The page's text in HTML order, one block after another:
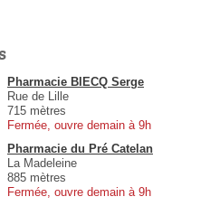
Pharmacie BIECQ Serge
Rue de Lille
715 mètres
Fermée, ouvre demain à 9h
Pharmacie du Pré Catelan
La Madeleine
885 mètres
Fermée, ouvre demain à 9h